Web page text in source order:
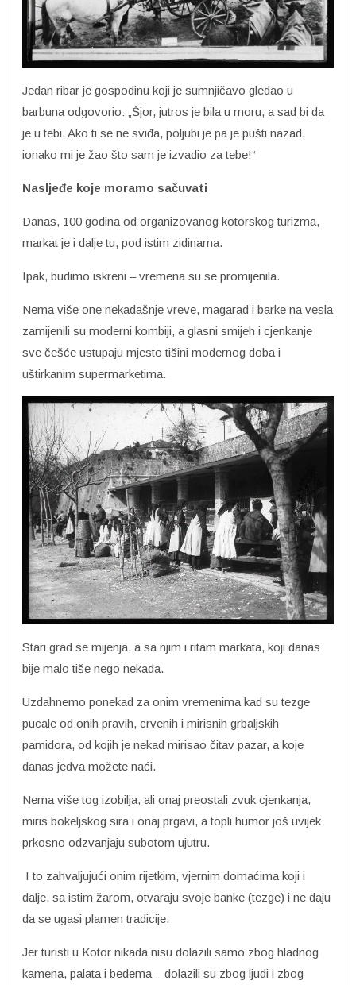
Jedan ribar je gospodinu koji je sumnjičavo gledao u
barbuna odgovorio: „Šjor, jutros je bila u moru, a sad bi da
je u tebi. Ako ti se ne sviđa, poljubi je pa je pušti nazad,
ionako mi je žao što sam je izvadio za tebe!“
Nasljeđe koje moramo sačuvati
Danas, 100 godina od organizovanog kotorskog turizma,
markat je i dalje tu, pod istim zidinama.
Ipak, budimo iskreni – vremena su se promijenila.
Nema više one nekadašnje vreve, magarad i barke na vesla
zamijenili su moderni kombiji, a glasni smijeh i cjenkanje
sve češće ustupaju mjesto tišini modernog doba i
uštirkanim supermarketima.
Stari grad se mijenja, a sa njim i ritam markata, koji danas
bije malo tiše nego nekada.
Uzdahnemo ponekad za onim vremenima kad su tezge
pucale od onih pravih, crvenih i mirisnih grbaljskih
pamidora, od kojih je nekad mirisao čitav pazar, a koje
danas jedva možete naći.
Nema više tog izobilja, ali onaj preostali zvuk cjenkanja,
miris bokeljskog sira i onaj prgavi, a topli humor još uvijek
prkosno odzvanjaju subotom ujutru.
I to zahvaljujući onim rijetkim, vjernim domaćima koji i
dalje, sa istim žarom, otvaraju svoje banke (tezge) i ne daju
da se ugasi plamen tradicije.
Jer turisti u Kotor nikada nisu dolazili samo zbog hladnog
kamena, palata i bedema – dolazili su zbog ljudi i zbog